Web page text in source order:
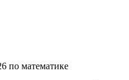
по математике